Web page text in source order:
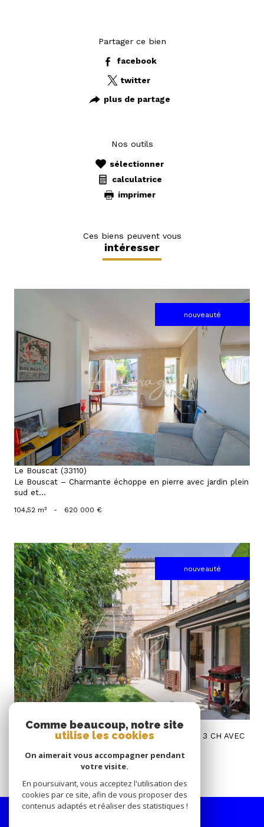
Partager ce bien
facebook
twitter
plus de partage
Nos outils
sélectionner
calculatrice
imprimer
Ces biens peuvent vous
intéresser
nouveauté
voir le bien
Le Bouscat (33110)
Le Bouscat – Charmante échoppe en pierre avec jardin plein
sud et...
104,52 m² - 620 000 €
nouveauté
voir le bien
Bordeaux (33800)
NANSOUTY / BARRIERE DE TOULOUSE DUPLEX 3 CH AVEC
530 000 €
Nous
Comme beaucoup, notre site
utilise les cookies
On aimerait vous accompagner pendant
votre visite.
En poursuivant, vous acceptez l'utilisation des
cookies par ce site, afin de vous proposer des
contenus adaptés et réaliser des statistiques !